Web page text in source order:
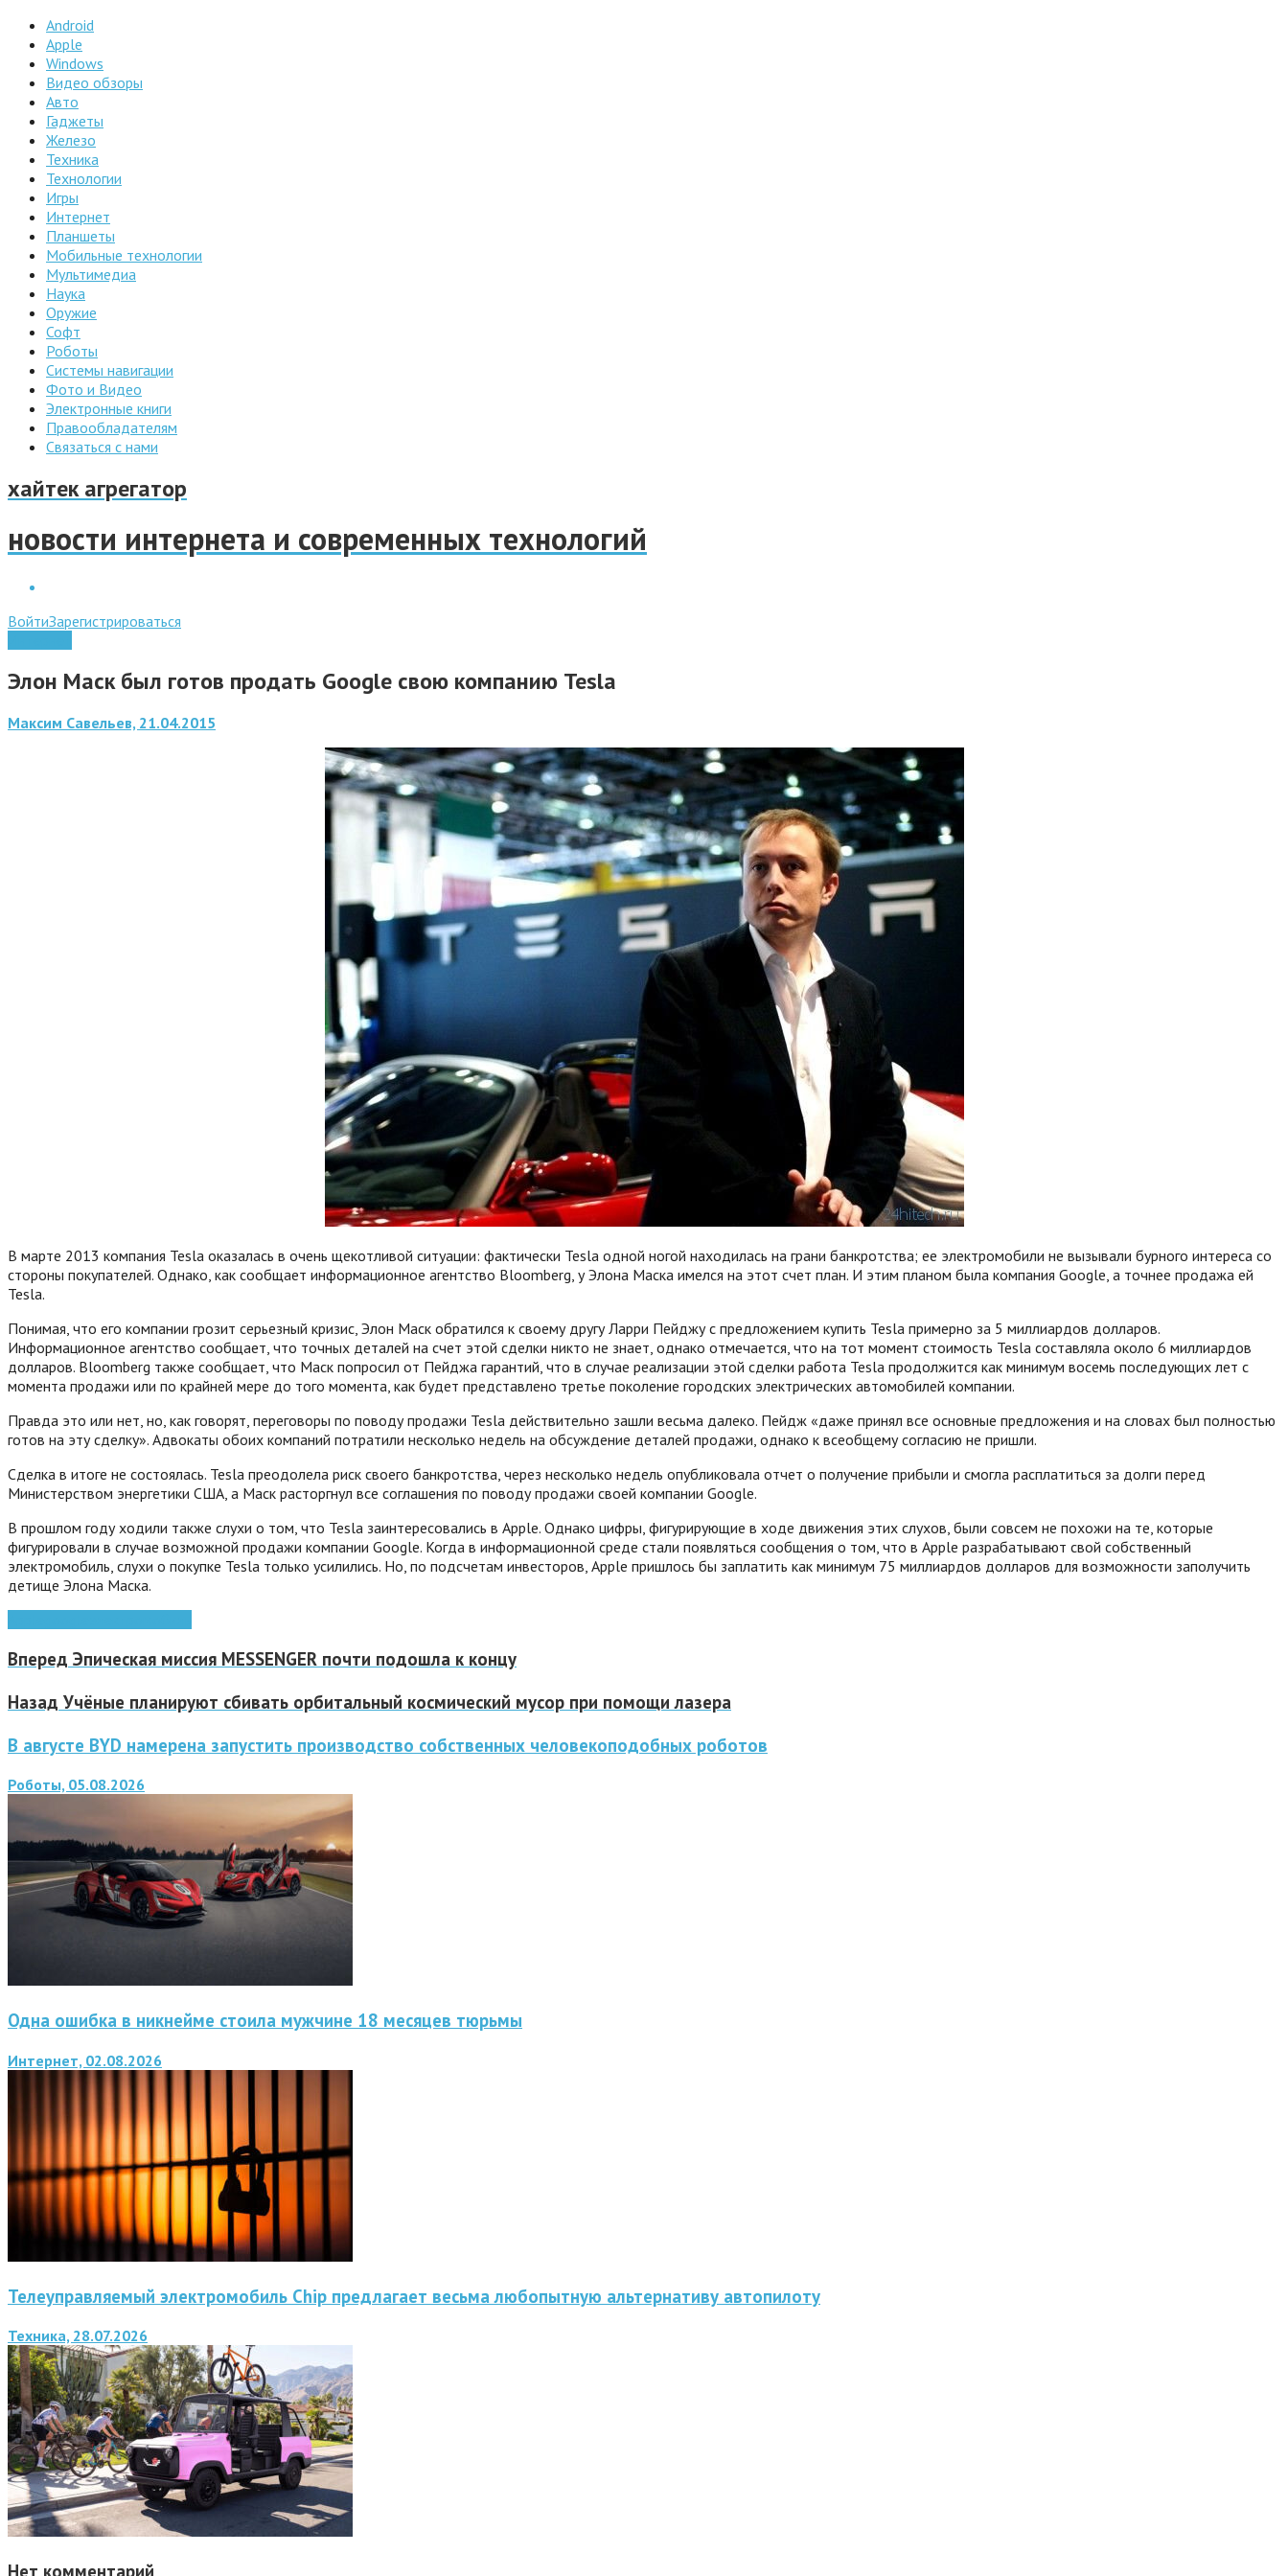
Android
Apple
Windows
Видео обзоры
Авто
Гаджеты
Железо
Техника
Технологии
Игры
Интернет
Планшеты
Мобильные технологии
Мультимедиа
Наука
Оружие
Софт
Роботы
Системы навигации
Фото и Видео
Электронные книги
Правообладателям
Связаться с нами
хайтек агрегатор
новости интернета и современных технологий
ВойтиЗарегистрироваться
Элон Маск был готов продать Google свою компанию Tesla
Максим Савельев, 21.04.2015
В марте 2013 компания Tesla оказалась в очень щекотливой ситуации: фактически Tesla одной ногой находилась на грани банкротства; ее электромобили не вызывали бурного интереса со
стороны покупателей. Однако, как сообщает информационное агентство Bloomberg, у Элона Маска имелся на этот счет план. И этим планом была компания Google, а точнее продажа ей
Tesla.
Понимая, что его компании грозит серьезный кризис, Элон Маск обратился к своему другу Ларри Пейджу с предложением купить Tesla примерно за 5 миллиардов долларов.
Информационное агентство сообщает, что точных деталей на счет этой сделки никто не знает, однако отмечается, что на тот момент стоимость Tesla составляла около 6 миллиардов
долларов. Bloomberg также сообщает, что Маск попросил от Пейджа гарантий, что в случае реализации этой сделки работа Tesla продолжится как минимум восемь последующих лет с
момента продажи или по крайней мере до того момента, как будет представлено третье поколение городских электрических автомобилей компании.
Правда это или нет, но, как говорят, переговоры по поводу продажи Tesla действительно зашли весьма далеко. Пейдж «даже принял все основные предложения и на словах был полностью
готов на эту сделку». Адвокаты обоих компаний потратили несколько недель на обсуждение деталей продажи, однако к всеобщему согласию не пришли.
Сделка в итоге не состоялась. Tesla преодолела риск своего банкротства, через несколько недель опубликовала отчет о получение прибыли и смогла расплатиться за долги перед
Министерством энергетики США, а Маск расторгнул все соглашения по поводу продажи своей компании Google.
В прошлом году ходили также слухи о том, что Tesla заинтересовались в Apple. Однако цифры, фигурирующие в ходе движения этих слухов, были совсем не похожи на те, которые
фигурировали в случае возможной продажи компании Google. Когда в информационной среде стали появляться сообщения о том, что в Apple разрабатывают свой собственный
электромобиль, слухи о покупке Tesla только усилились. Но, по подсчетам инвесторов, Apple пришлось бы заплатить как минимум 75 миллиардов долларов для возможности заполучить
детище Элона Маска.
Вперед Эпическая миссия MESSENGER почти подошла к концу
Назад Учёные планируют сбивать орбитальный космический мусор при помощи лазера
В августе BYD намерена запустить производство собственных человекоподобных роботов
Роботы, 05.08.2026
Одна ошибка в никнейме стоила мужчине 18 месяцев тюрьмы
Интернет, 02.08.2026
Телеуправляемый электромобиль Chip предлагает весьма любопытную альтернативу автопилоту
Техника, 28.07.2026
Нет комментарий